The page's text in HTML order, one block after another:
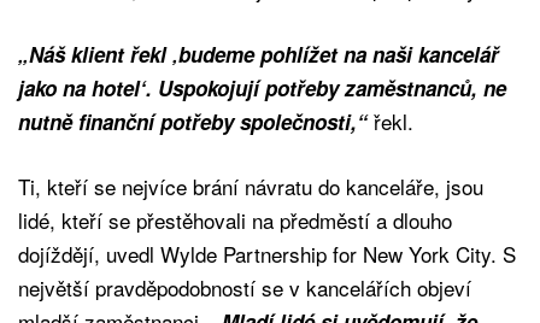
„Náš klient řekl ‚budeme pohlížet na naši kancelář
jako na hotel‘. Uspokojují potřeby zaměstnanců, ne
nutně finanční potřeby společnosti,“řekl.
Ti, kteří se nejvíce brání návratu do kanceláře, jsou
lidé, kteří se přestěhovali na předměstí a dlouho
dojíždějí, uvedl Wylde Partnership for New York City. S
největší pravděpodobností se v kancelářích objeví